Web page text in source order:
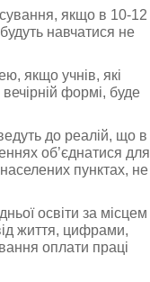
якщо в 10-12
навчатися не
якщо учнів, які
формі, буде
до реалій, що в
об’єднатися для
пунктах, не
освіти за місцем
життя, цифрами,
оплати праці